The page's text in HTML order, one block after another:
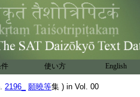
使い方 English
2196_ 願曉等集 ) in Vol. 00